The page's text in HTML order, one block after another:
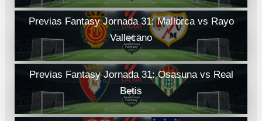
Previas Fantasy Jornada 31: Mallorca vs Rayo
Vallecano
Previas Fantasy Jornada 31: Osasuna vs Real
Betis